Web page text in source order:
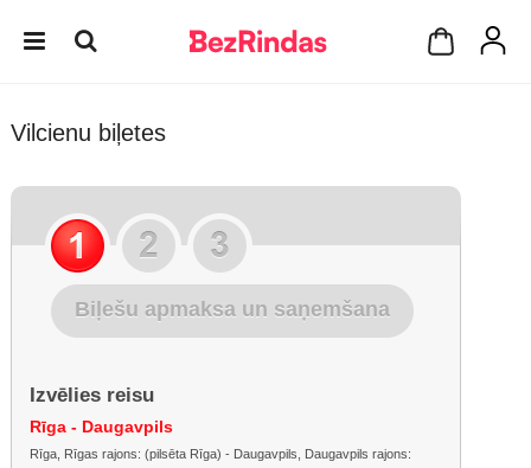
Vilcienu biļetes
Biļešu apmaksa un saņemšana
Izvēlies reisu
Rīga - Daugavpils
Rīga, Rīgas rajons: (pilsēta Rīga) - Daugavpils, Daugavpils rajons: